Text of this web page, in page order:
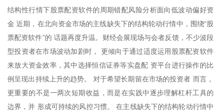
结构性行情下股票配资软件的周期错配风险分析面向低波动偏好资
金 近期，在北向资金市场的主线缺失下的结构轮动行情中，围绕“股
票配资软件”的 话题再度升温。财经会展现场与会者反馈，不少波段
型投资者在市场波动加剧时， 更倾向于通过适度运用股票配资软件
来放大资金效率，其中选择恒信证券等实盘配 资平台进行操作的比
例呈现出持续上升的趋势。 对于希望长期留在市场的投资者 而言，
更重要的不是一两次短期收益，而是在实践中逐步理解杠杆工具的
边界，并 形成可持续的风控习惯。 在主线缺失下的结构轮动行情中